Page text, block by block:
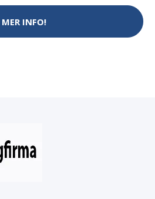
MER INFO!